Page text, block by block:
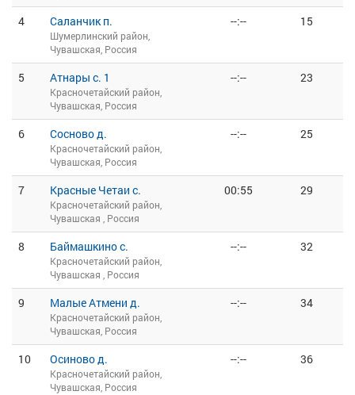
4 Саланчик п.
Шумерлинский район,
Чувашская, Россия
--:-- 15
5 Атнары с. 1
Красночетайский район,
Чувашская, Россия
--:-- 23
6 Сосново д.
Красночетайский район,
Чувашская, Россия
--:-- 25
7 Красные Четаи с.
Красночетайский район,
Чувашская , Россия
00:55 29
8 Баймашкино с.
Красночетайский район,
Чувашская , Россия
--:-- 32
9 Малые Атмени д.
Красночетайский район,
Чувашская, Россия
--:-- 34
10 Осиново д.
Красночетайский район,
Чувашская, Россия
--:-- 36